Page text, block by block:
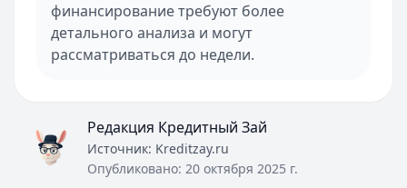
финансирование требуют более
детального анализа и могут
рассматриваться до недели.
Редакция Кредитный Зай
Источник: Kreditzay.ru
Опубликовано: 20 октября 2025 г.